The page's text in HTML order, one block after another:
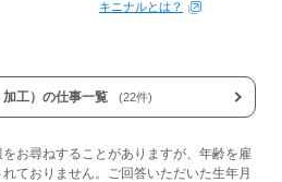
キニナルとは？
工）の仕事一覧 (22件)
お尋ねすることがありますが、年齢を雇
ておりません。ご回答いただいた生年月